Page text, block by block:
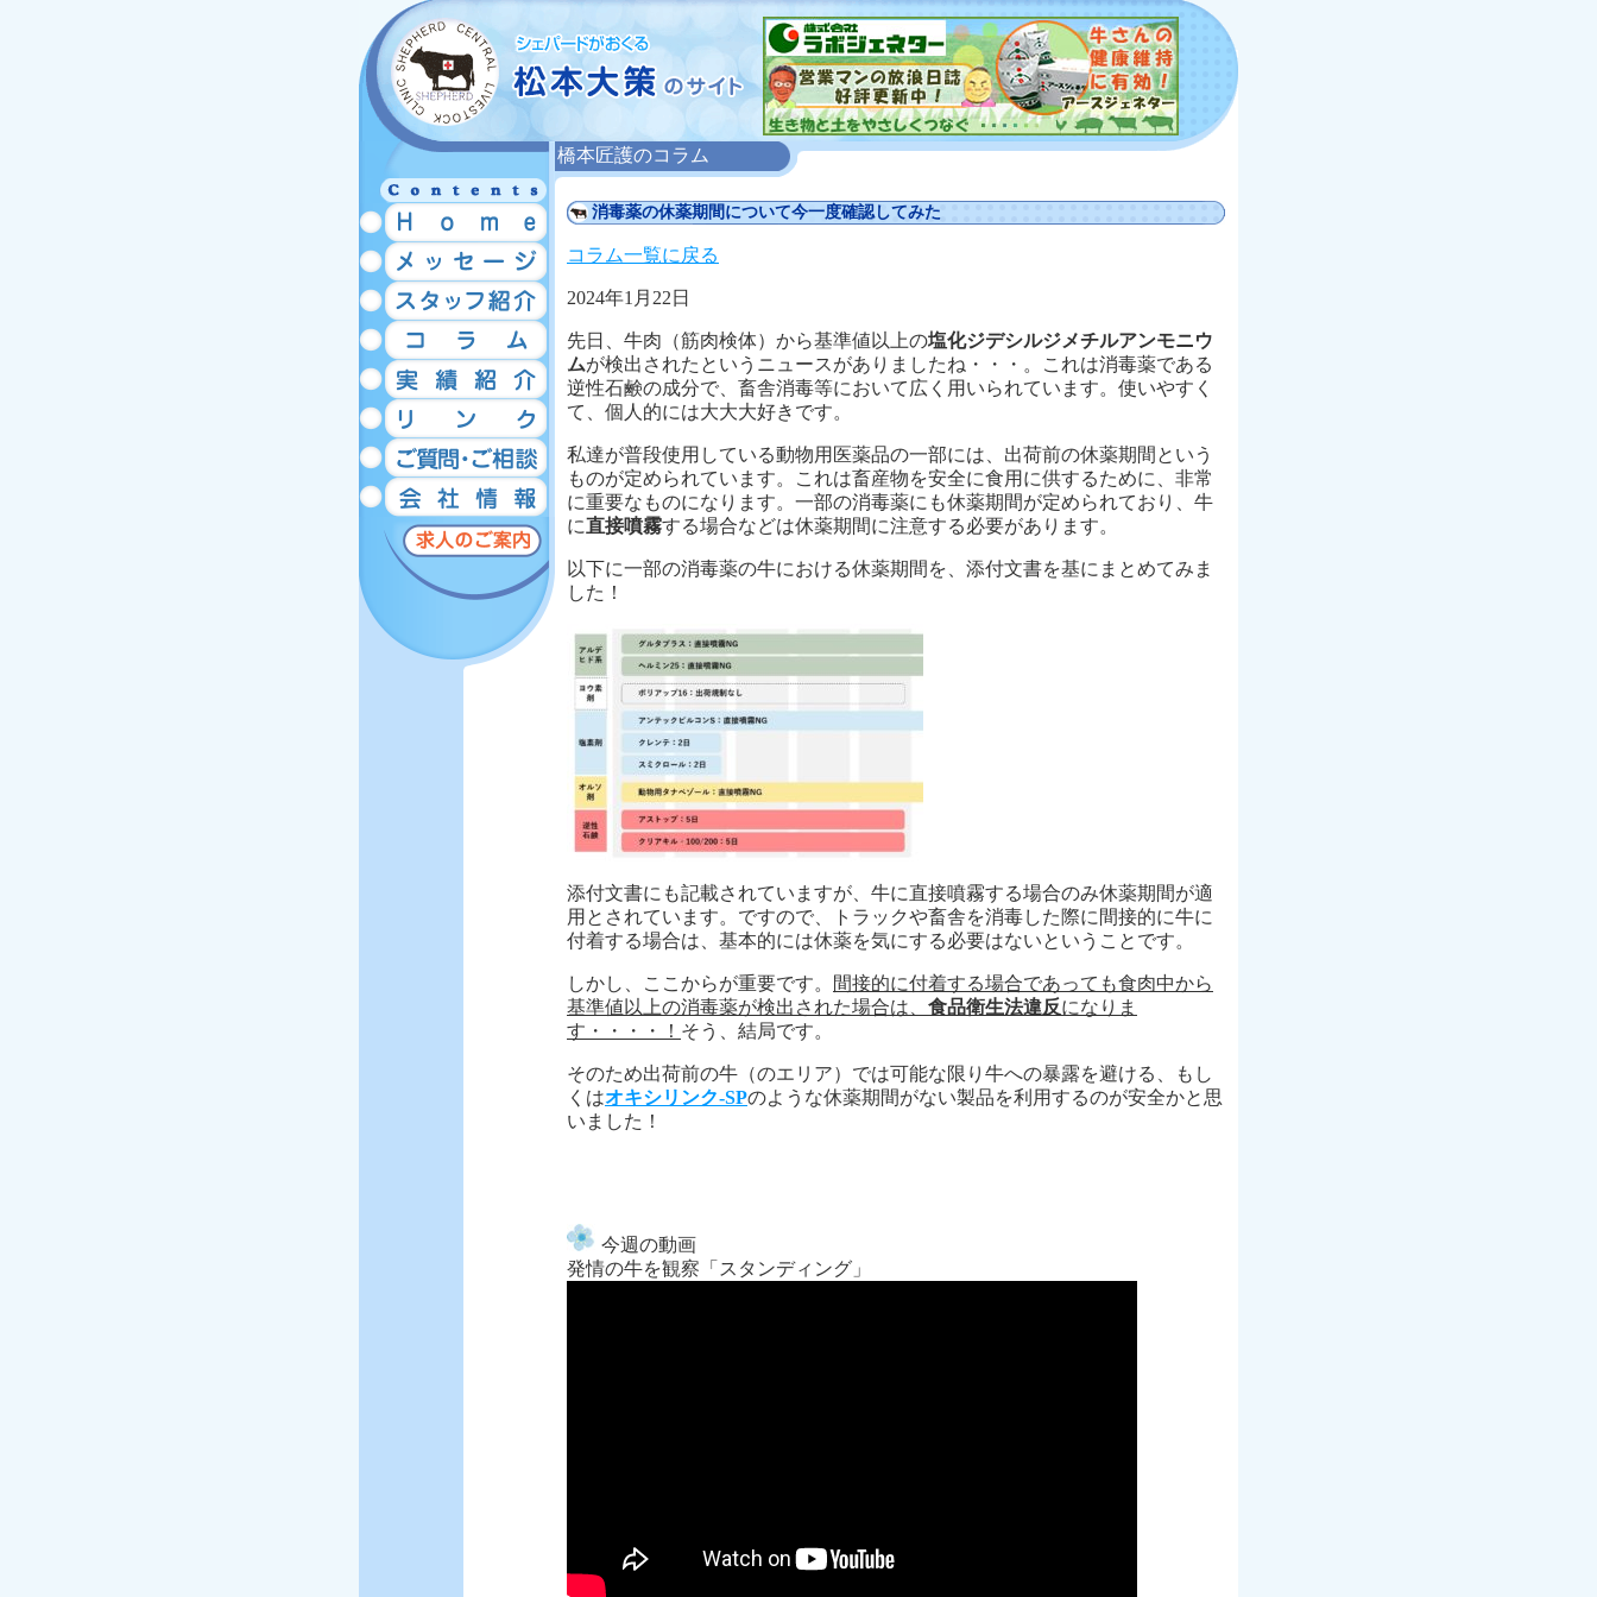
橋本匠護のコラム
消毒薬の休薬期間について今一度確認してみた
コラム一覧に戻る
2024年1月22日
先日、牛肉（筋肉検体）から基準値以上の塩化ジデシルジメチルアンモニウ
ムが検出されたというニュースがありましたね・・・。これは消毒薬である
逆性石鹸の成分で、畜舎消毒等において広く用いられています。使いやすく
て、個人的には大大大好きです。
私達が普段使用している動物用医薬品の一部には、出荷前の休薬期間という
ものが定められています。これは畜産物を安全に食用に供するために、非常
に重要なものになります。一部の消毒薬にも休薬期間が定められており、牛
に直接噴霧する場合などは休薬期間に注意する必要があります。
以下に一部の消毒薬の牛における休薬期間を、添付文書を基にまとめてみま
した！
添付文書にも記載されていますが、牛に直接噴霧する場合のみ休薬期間が適
用とされています。ですので、トラックや畜舎を消毒した際に間接的に牛に
付着する場合は、基本的には休薬を気にする必要はないということです。
しかし、ここからが重要です。
間接的に付着する場合であっても食肉中から
基準値以上の消毒薬が検出された場合は、 食品衛生法違反になりま
す・・・・！ そう、結局です。
そのため出荷前の牛（のエリア）では可能な限り牛への暴露を避ける、もし
くはオキシリンク‐SPのような休薬期間がない製品を利用するのが安全かと思
いました！
今週の動画
発情の牛を観察「スタンディング」